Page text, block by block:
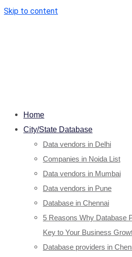
Skip to content
Home
City/State Database
Data vendors in Delhi
Companies in Noida List
Data vendors in Mumbai
Data vendors in Pune
Database in Chennai
5 Reasons Why Database
Key to Your Business
Database providers in